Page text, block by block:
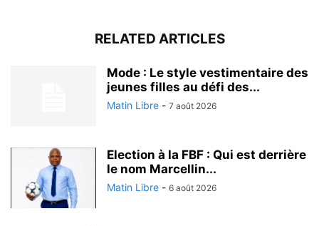
RELATED ARTICLES
Mode : Le style vestimentaire des
jeunes filles au défi des...
Matin Libre - 7 août 2026
Election à la FBF : Qui est derrière
le nom Marcellin...
Matin Libre - 6 août 2026